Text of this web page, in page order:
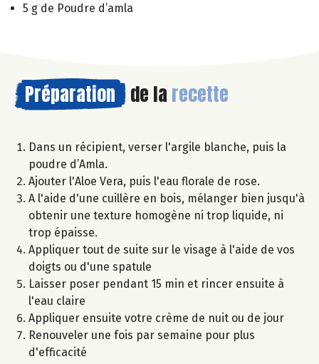
5 g de Poudre d’amla
Préparation de la recette
Dans un récipient, verser l'argile blanche, puis la
poudre d’Amla.
Ajouter l'Aloe Vera, puis l'eau florale de rose.
A l'aide d'une cuillère en bois, mélanger bien jusqu'à
obtenir une texture homogène ni trop liquide, ni
trop épaisse.
Appliquer tout de suite sur le visage à l'aide de vos
doigts ou d'une spatule
Laisser poser pendant 15 min et rincer ensuite à
l'eau claire
Appliquer ensuite votre crème de nuit ou de jour
Renouveler une fois par semaine pour plus
d'efficacité